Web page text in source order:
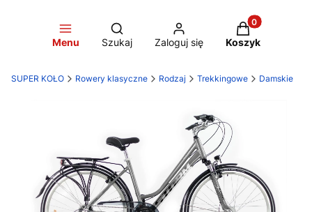
Menu
Otwórz wyszukiwarkę
Szukaj Zaloguj się
Produkty w
Koszyk
SUPER KOŁO Rowery klasyczne Rodzaj Trekkingowe Damskie